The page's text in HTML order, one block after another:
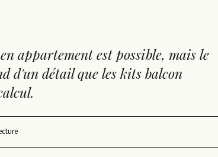
appartement est possible, mais le
d'un détail que les kits balcon